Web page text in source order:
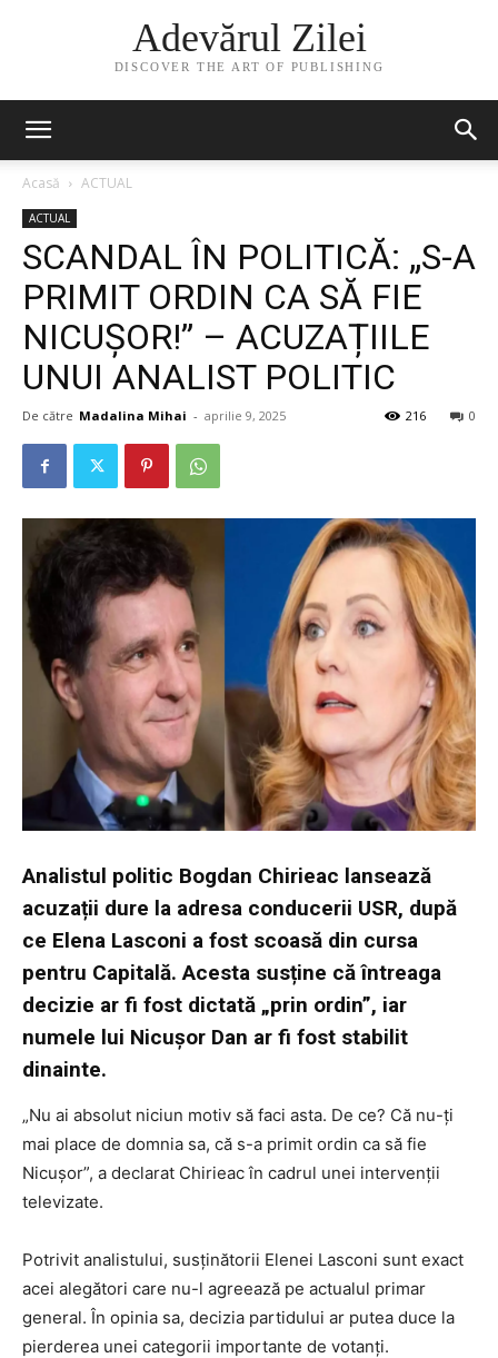
Adevărul Zilei
DISCOVER THE ART OF PUBLISHING
Acasă ACTUAL
ACTUAL
SCANDAL ÎN POLITICĂ: „S-A
PRIMIT ORDIN CA SĂ FIE
NICUȘOR!” – ACUZAȚIILE
UNUI ANALIST POLITIC
De către Madalina Mihai - aprilie 9, 2025 0
216
Analistul politic Bogdan Chirieac lansează
acuzații dure la adresa conducerii USR, după
ce Elena Lasconi a fost scoasă din cursa
pentru Capitală. Acesta susține că întreaga
decizie ar fi fost dictată „prin ordin”, iar
numele lui Nicușor Dan ar fi fost stabilit
dinainte.
„Nu ai absolut niciun motiv să faci asta. De ce? Că nu-ți
mai place de domnia sa, că s-a primit ordin ca să fie
Nicușor”, a declarat Chirieac în cadrul unei intervenții
televizate.
Potrivit analistului, susținătorii Elenei Lasconi sunt exact
acei alegători care nu-l agreează pe actualul primar
general. În opinia sa, decizia partidului ar putea duce la
pierderea unei categorii importante de votanți.